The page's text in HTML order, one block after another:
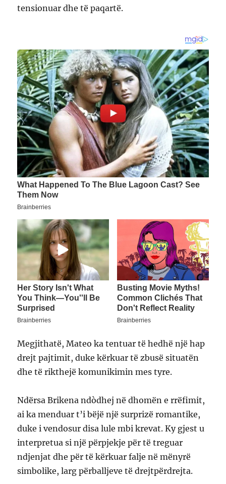
tensionuar dhe të paqartë.
Megjithatë, Mateo ka tentuar të hedhë një hap
drejt pajtimit, duke kërkuar të zbusë situatën
dhe të rikthejë komunikimin mes tyre.
Ndërsa Brikena ndòdhej në dhomën e rrëfimit,
ai ka menduar t’i bëjë një surprizë romantike,
duke i vendosur disa lule mbi krevat. Ky gjest u
interpretua si një përpjekje për të treguar
ndjenjat dhe për të kërkuar falje në mënyrë
simbolike, larg përballjeve të drejtpërdrejta.